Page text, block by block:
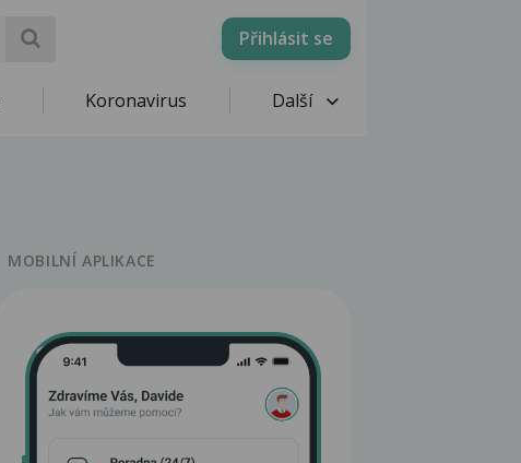
Přihlásit se
Koronavirus Další
MOBILNÍ APLIKACE